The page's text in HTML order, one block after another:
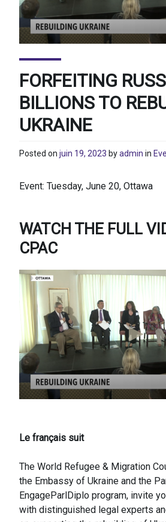
FORFEITING
BILLIONS TO
UKRAINE
Posted on juin 19, 2023 byadmin in
Event: Tuesday, June 20, Ottawa
WATCH THE FULL
CPAC
Le français suit
The World Refugee & Migration
the Embassy of Ukraine and the
EngageParlDiplo program, invite
with distinguished legal experts